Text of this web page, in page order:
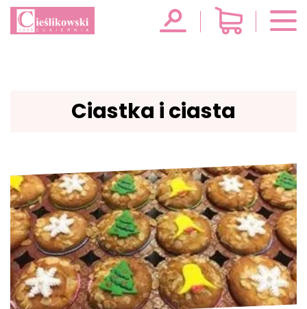
Ciastka i ciasta